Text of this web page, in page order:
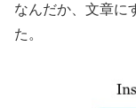
なんだか、文章に
た。